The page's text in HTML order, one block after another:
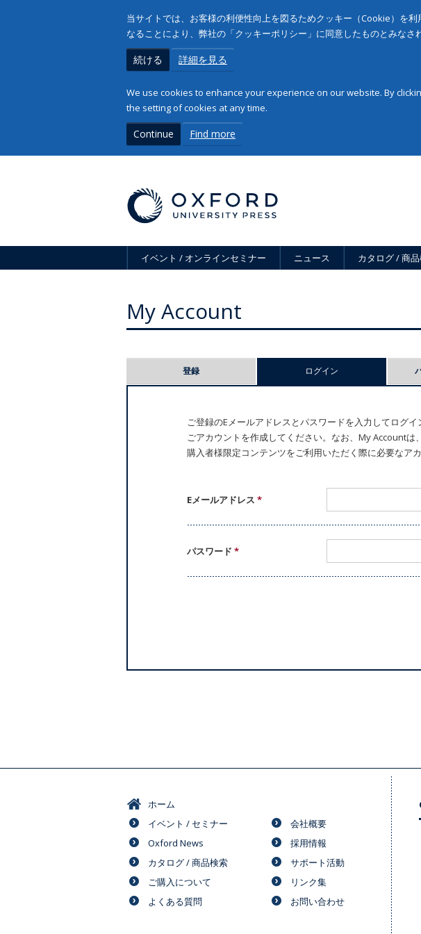
当サイトでは、お客様の利便性向上を図るためクッキー（Cookie）を
なることにより、弊社の「クッキーポリシー」に同意したものとみなさ
続ける 詳細を見る
We use cookies to enhance your experience on our website. By
the setting of cookies at any time.
Continue Find more
イベント / オンラインセミナー ニュース カタログ / 商
My Account
登録 ログイン
ご登録のEメールアドレスとパスワードを入力してログ
ごアカウントを作成してください。なお、My Account
購入者様限定コンテンツをご利用いただく際に必要なアカ
Eメールアドレス*
パスワード*
ホーム
イベント / セミナー
Oxford News
カタログ / 商品検索
ご購入について
よくある質問
会社概要
採用情報
サポート活動
リンク集
お問い合わせ